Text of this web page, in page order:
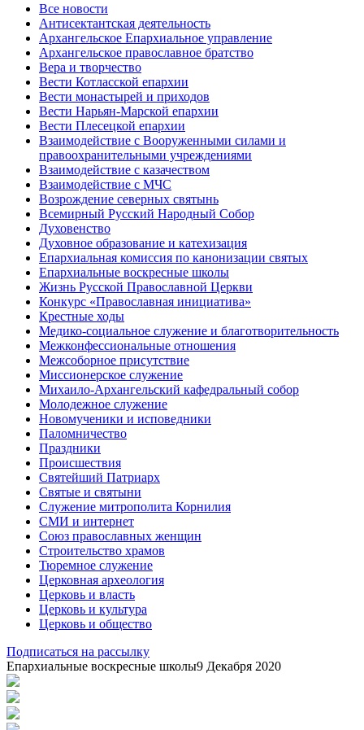
Все новости
Антисектантская деятельность
Архангельское Епархиальное управление
Архангельское православное братство
Вера и творчество
Вести Котласской епархии
Вести монастырей и приходов
Вести Нарьян-Марской епархии
Вести Плесецкой епархии
Взаимодействие с Вооруженными силами и
правоохранительными учреждениями
Взаимодействие с казачеством
Взаимодействие с МЧС
Возрождение северных святынь
Всемирный Русский Народный Собор
Духовенство
Духовное образование и катехизация
Епархиальная комиссия по канонизации святых
Епархиальные воскресные школы
Жизнь Русской Православной Церкви
Конкурс «Православная инициатива»
Крестные ходы
Медико-социальное служение и благотворительность
Межконфессиональные отношения
Межсоборное присутствие
Миссионерское служение
Михаило-Архангельский кафедральный собор
Молодежное служение
Новомученики и исповедники
Паломничество
Праздники
Происшествия
Святейший Патриарх
Святые и святыни
Служение митрополита Корнилия
СМИ и интернет
Союз православных женщин
Строительство храмов
Тюремное служение
Церковная археология
Церковь и власть
Церковь и культура
Церковь и общество
Подписаться на рассылку
Епархиальные воскресные школы9 Декабря 2020